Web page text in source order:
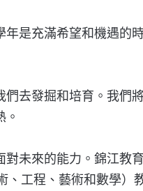
是充滿希望和機遇的
去發掘和培育。我們
未來的能力。錦江教
、工程、藝術和數學